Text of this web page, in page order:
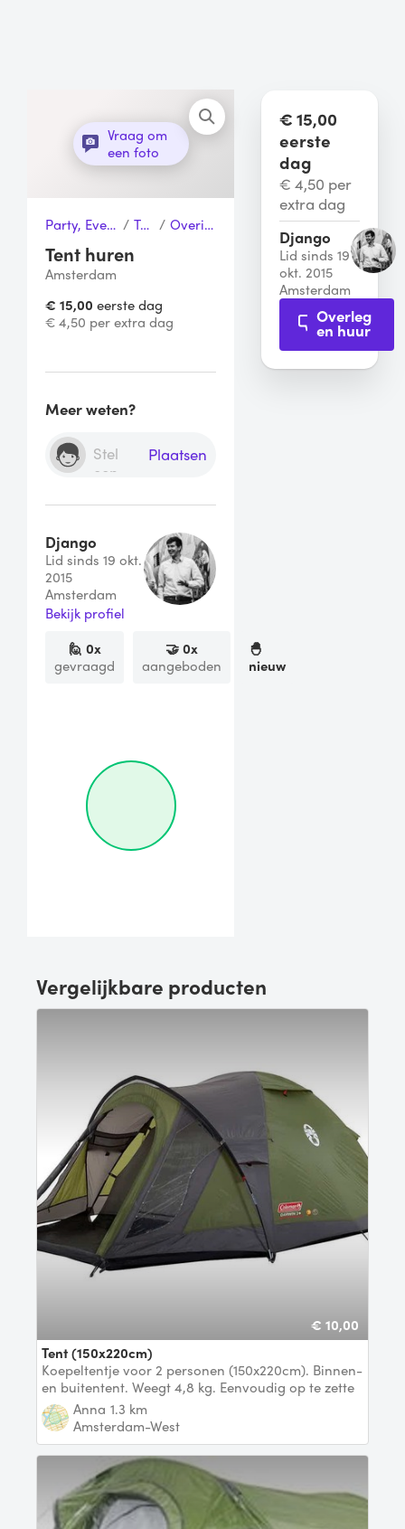
Vraag om
een foto
Party, Event & Tuinfeest / Tenten / Overige tenten
Tent huren
Amsterdam
€ 15,00 eerste dag
€ 4,50 per extra dag
Meer weten?
Plaatsen
Django
Lid sinds 19 okt.
2015
Amsterdam
Bekijk profiel
🙋 0x
gevraagd
🤝0x
aangeboden
🐣
nieuw
Vergelijkbare producten
€ 10,00
Tent (150x220cm)
Koepeltentje voor 2 personen (150x220cm). Binnen-
en buitentent. Weegt 4,8 kg. Eenvoudig op te zette
Anna 1.3 km
Amsterdam-West
€ 15,00
eerste
dag
€ 4,50 per
extra dag
Django
Lid sinds 19
okt. 2015
Amsterdam
Overleg
en huur